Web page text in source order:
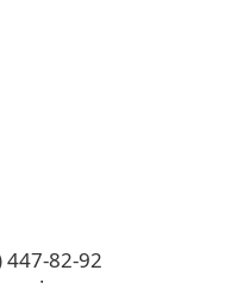
447-82-92